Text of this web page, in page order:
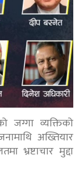
जग्गा व्यक्तिको
अख्तियार
मुद्दा